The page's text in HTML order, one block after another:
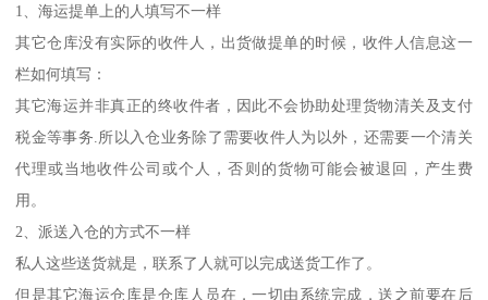
1、海运提单上的人填写不一样
其它仓库没有实际的收件人，出货做提单的时候，收件人信息这一
栏如何填写：
其它海运并非真正的终收件者，因此不会协助处理货物清关及支付
税金等事务.所以入仓业务除了需要收件人为以外，还需要一个清关
代理或当地收件公司或个人，否则的货物可能会被退回，产生费
用。
2、派送入仓的方式不一样
私人这些送货就是，联系了人就可以完成送货工作了。
但是其它海运仓库是仓库人员在，一切由系统完成，送之前要在后